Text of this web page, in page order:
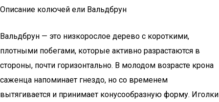
Описание колючей ели Вальдбрун
Вальдбрун — это низкорослое дерево с короткими,
плотными побегами, которые активно разрастаются в
стороны, почти горизонтально. В молодом возрасте крона
саженца напоминает гнездо, но со временем
вытягивается и принимает конусообразную форму. Иголки